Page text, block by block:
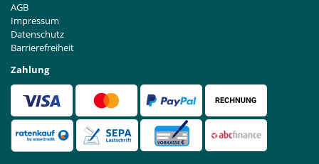
AGB
Impressum
Datenschutz
Barrierefreiheit
Zahlung